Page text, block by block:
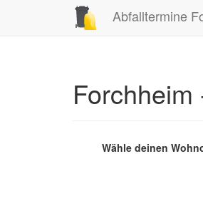
Abfalltermine
Wähle deinen